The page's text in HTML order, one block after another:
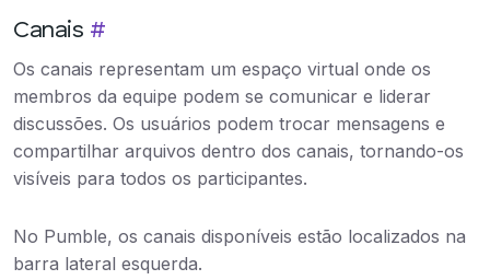
Canais #
Os canais representam um espaço virtual onde os
membros da equipe podem se comunicar e liderar
discussões. Os usuários podem trocar mensagens e
compartilhar arquivos dentro dos canais, tornando-os
visíveis para todos os participantes.
No Pumble, os canais disponíveis estão localizados na
barra lateral esquerda.